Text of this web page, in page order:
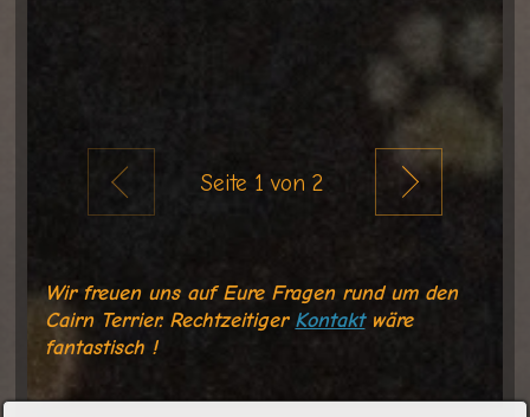
Zurück
Seite 1 von 2 Weiter
Wir freuen uns auf Eure Fragen rund um den
Cairn Terrier. Rechtzeitiger Kontaktwäre
fantastisch !